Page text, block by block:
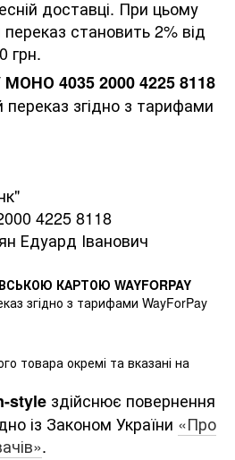
доставці. При цьому
становить 2% від
грн.
4035 2000 4225 8118
переказ згідно з тарифами
4225 8118
Едуард Іванович
КАРТОЮ WAYFORPAY
згідно з тарифами WayForPay
товара окремі та вказані на
style здійснює повернення
із Законом України «Про
.